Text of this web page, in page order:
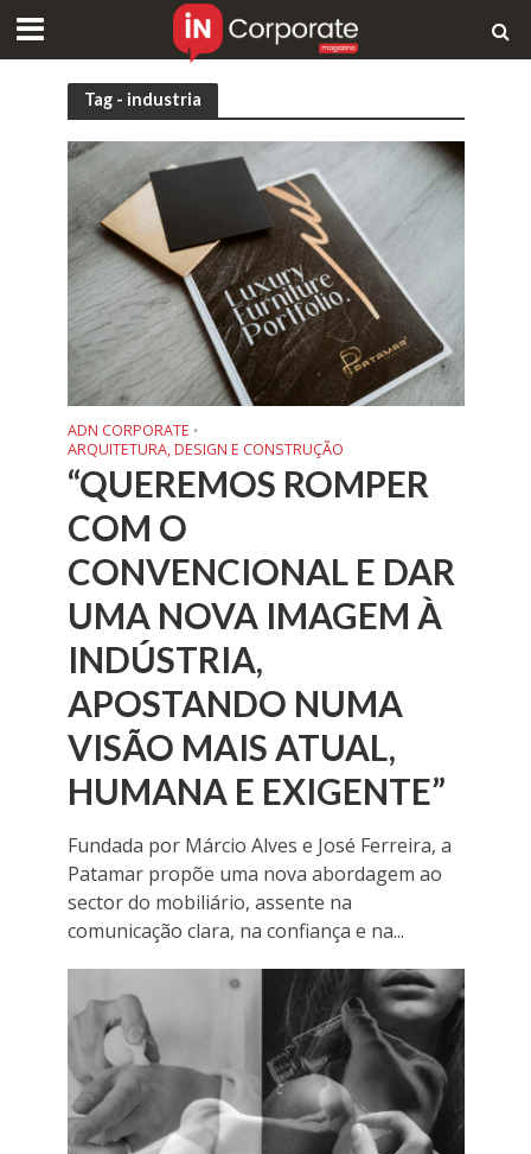
Tag - industria
ADN CORPORATE •
ARQUITETURA, DESIGN E CONSTRUÇÃO
“QUEREMOS ROMPER
COM O
CONVENCIONAL E DAR
UMA NOVA IMAGEM À
INDÚSTRIA,
APOSTANDO NUMA
VISÃO MAIS ATUAL,
HUMANA E EXIGENTE”
Fundada por Márcio Alves e José Ferreira, a
Patamar propõe uma nova abordagem ao
sector do mobiliário, assente na
comunicação clara, na confiança e na...